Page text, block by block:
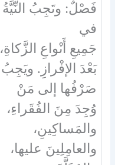
فَصْلٌ: وتَجِبُ النِّيَّةُ
في
جَمِيعِ أَنْواعِ الزَّكاةِ،
بَعْدَ الإفْرازِ. ويَجِبُ
صَرْفُها إلى مَنْ
وُجِدَ مِنَ الفُقَراءِ،
والمَساكِينِ،
والعامِلِينَ عليها،